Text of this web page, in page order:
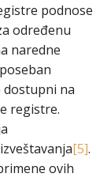
podnose
određenu
naredne
dostupni na
registre.
[5].
ovih